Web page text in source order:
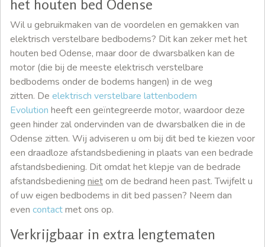
het houten bed Odense
Wil u gebruikmaken van de voordelen en gemakken van
elektrisch verstelbare bedbodems? Dit kan zeker met het
houten bed Odense, maar door de dwarsbalken kan de
motor (die bij de meeste elektrisch verstelbare
bedbodems onder de bodems hangen) in de weg
zitten. De elektrisch verstelbare lattenbodem
Evolution heeft een geïntegreerde motor, waardoor deze
geen hinder zal ondervinden van de dwarsbalken die in de
Odense zitten. Wij adviseren u om bij dit bed te kiezen voor
een draadloze afstandsbediening in plaats van een bedrade
afstandsbediening. Dit omdat het klepje van de bedrade
afstandsbediening nietom de bedrand heen past. Twijfelt u
of uw eigen bedbodems in dit bed passen? Neem dan
even contactmet ons op.
Verkrijgbaar in extra lengtematen